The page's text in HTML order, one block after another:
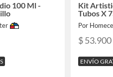
100 Ml -
Kit
Tubos X
Por
$ 53.900
ENVÍO